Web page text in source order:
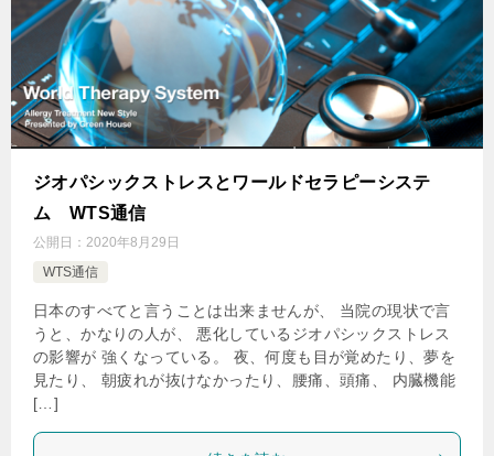
ジオパシックストレスとワールドセラピーシステ
ム WTS通信
公開日： 2020年8月29日
WTS通信
日本のすべてと言うことは出来ませんが、 当院の現状で言
うと、かなりの人が、 悪化しているジオパシックストレス
の影響が 強くなっている。 夜、何度も目が覚めたり、夢を
見たり、 朝疲れが抜けなかったり、腰痛、頭痛、 内臓機能
[…]